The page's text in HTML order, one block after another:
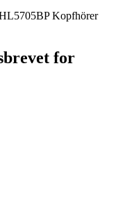
Kopfhörer
for